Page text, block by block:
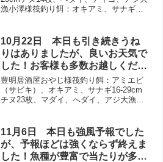
桁枚数のお客様いらっしゃり、夕
イズアップが進んでおり入れ食い
状態、ヒラメ複数枚＋ツバス＋カ
ニも‼︎
漁小澤様筏釣り餌：オキアミ、サナギ他
藤様筏釣り餌：オキアミ、サナギ21-
26c...
10月22日 本日も引き続きうね
りはありましたが、良いお天気で
した！お客様も多数お越しくださ
り、お写真多数撮らせて頂きまし
た‼︎チヌはムラがありながらも2
桁枚数複数組、20枚オーバーも
く、泳がせではシオもゲット‼︎魚
種も豊富で、カワハギやサヨリな
ども！
豊明居酒屋おやじ様筏釣り餌：アミエビ
（サビキ）、オキアミ、サナギ16-29cm
チヌ23枚、マダイ、へダイ、アジ大漁鈴
様筏釣り餌：オキアミ、サナギ22-
36cm...
11月6日 本日も強風予報でした
が、予報ほどは強くならず終えま
した！魚種が豊富で当たりが多